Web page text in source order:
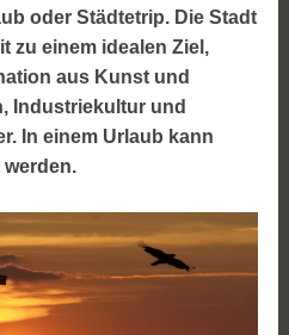
oder Städtetrip. Die Stadt
zu einem idealen Ziel,
aus Kunst und
Industriekultur und
In einem Urlaub kann
werden.